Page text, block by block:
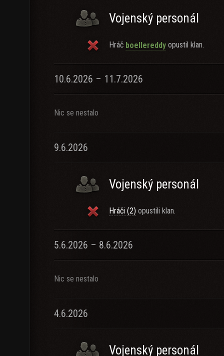
Vojenský personál
Hráč boellereddy opustil klan.
10.6.2026 – 11.7.2026
Nic se nestalo
9.6.2026
Vojenský personál
Hráči (2) opustili klan.
5.6.2026 – 8.6.2026
Nic se nestalo
4.6.2026
Vojenský personál